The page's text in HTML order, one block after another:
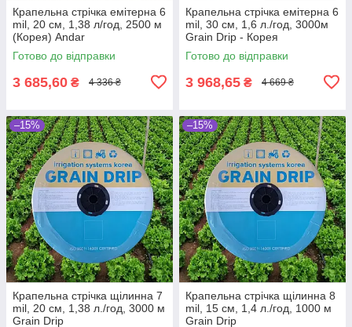
Крапельна стрічка емітерна 6
mil, 20 см, 1,38 л/год, 2500 м
(Корея) Andar
Готово до відправки
3 685,60 ₴ 4 336 ₴
Крапельна стрічка емітерна 6
mil, 30 см, 1,6 л./год, 3000м
Grain Drip - Корея
Готово до відправки
3 968,65 ₴ 4 669 ₴
–15%
Крапельна стрічка щілинна 7
mil, 20 см, 1,38 л./год, 3000 м
Grain Drip
–15%
Крапельна стрічка щілинна 8
mil, 15 см, 1,4 л./год, 1000 м
Grain Drip